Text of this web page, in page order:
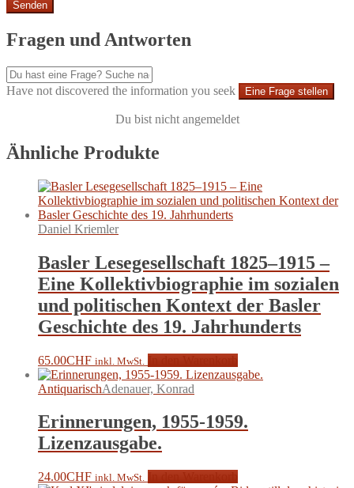
Fragen und Antworten
Have not discovered the information you seek Eine Frage stellen
Du bist nicht angemeldet
Ähnliche Produkte
Daniel Kriemler
Basler Lesegesellschaft 1825–1915 –
Eine Kollektivbiographie im sozialen
und politischen Kontext der Basler
Geschichte des 19. Jahrhunderts
65.00CHF inkl. MwSt.
AntiquarischAdenauer, Konrad
Erinnerungen, 1955-1959.
Lizenzausgabe.
24.00CHF inkl. MwSt.